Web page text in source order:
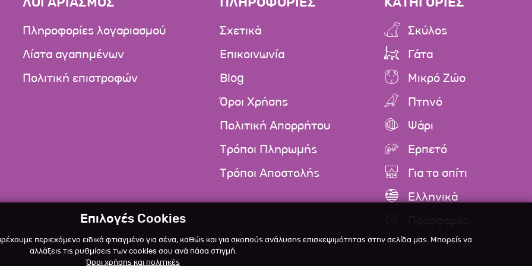
Πληροφορίες λογαριασμού
Λίστα αγαπημένων
Πολιτική επιστροφών
Σχετικά
Επικοινωνία
Blog
Όροι Χρήσης
Πολιτική Απορρήτου
Τρόποι Πληρωμής
Τρόποι Αποστολής
Σκύλος
Γάτα
Μικρό Ζώο
Πτηνό
Ψάρι
Ερπετό
Για το σπίτι
Ελληνικά
Επιλογές Cookies
περιεχόμενο ειδικά φτιαγμένο για σένα, καθώς και για σκοπούς ανάλυσης επισκεψιμότητας στην σελίδα μας. Μπορείς να
αλλάξεις τις ρυθμίσεις των cookies σου ανά πάσα στιγμή.
Όροι χρήσης και πολιτικές